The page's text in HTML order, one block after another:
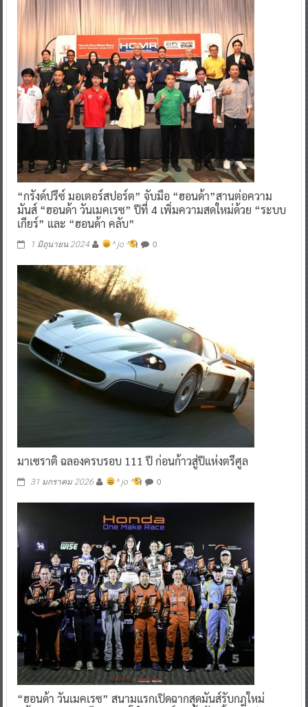
“กรังด์ปรีซ์ มอเตอร์สปอร์ต” จับมือ “ฮอนด้า”สานต่อความ
มันส์ “ฮอนด้า วันเมคเรซ” ปีที่ 4 เพิ่มความสดใหม่ด้วย “ระบบ
เกียร์” และ “ฮอนด้า คลับ”
1 มิถุนายน 2024 ^ jo ^ 0
มาเซราติ ฉลองครบรอบ 111 ปี ก่อนก้าวสู่ปีแห่งตรีศูล
31 มกราคม 2026 ^ jo ^ 0
“ฮอนด้า วันเมคเรซ” สนามแรกเปิดฉากสุดมันส์รับกฎใหม่